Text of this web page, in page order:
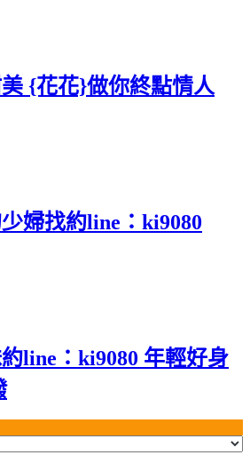
{花花}做你終點情人
婦找約line：ki9080
line：ki9080 年輕好身